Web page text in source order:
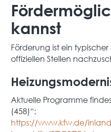
kannst
Förderung ist ein
offiziellen Stellen
Aktuelle Programme
(458)“:
https://www.kfw.de/